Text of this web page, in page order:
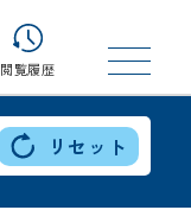
閲覧履歴
リセット